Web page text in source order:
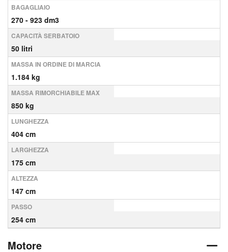
BAGAGLIAIO
270 - 923 dm3
CAPACITÀ SERBATOIO
50 litri
MASSA IN ORDINE DI MARCIA
1.184 kg
MASSA RIMORCHIABILE MAX
850 kg
LUNGHEZZA
404 cm
LARGHEZZA
175 cm
ALTEZZA
147 cm
PASSO
254 cm
Motore